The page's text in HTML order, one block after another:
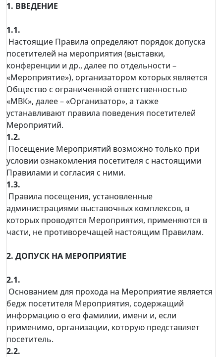
1. ВВЕДЕНИЕ
1.1.
Настоящие Правила определяют порядок допуска
посетителей на мероприятия (выставки,
конференции и др., далее по отдельности –
«Мероприятие»), организатором которых является
Общество с ограниченной ответственностью
«МВК», далее – «Организатор», а также
устанавливают правила поведения посетителей
Мероприятий.
1.2.
Посещение Мероприятий возможно только при
условии ознакомления посетителя с настоящими
Правилами и согласия с ними.
1.3.
Правила посещения, установленные
администрациями выставочных комплексов, в
которых проводятся Мероприятия, применяются в
части, не противоречащей настоящим Правилам.
2. ДОПУСК НА МЕРОПРИЯТИЕ
2.1.
Основанием для прохода на Мероприятие является
бедж посетителя Мероприятия, содержащий
информацию о его фамилии, имени и, если
применимо, организации, которую представляет
посетитель.
2.2.